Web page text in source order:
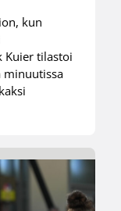
kun
Kuier tilastoi
minuutissa